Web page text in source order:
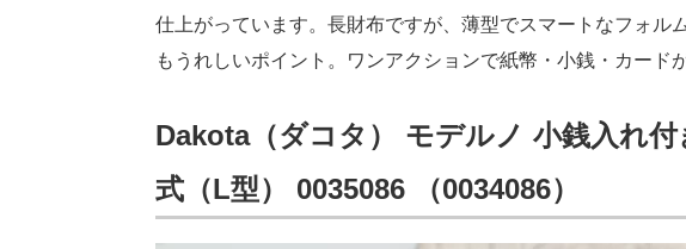
仕上がっています。長財布ですが、薄型でスマートなフォル
もうれしいポイント。ワンアクションで紙幣・小銭・カード
Dakota（ダコタ） モデルノ 小銭入れ
式（L型） 0035086 （0034086）